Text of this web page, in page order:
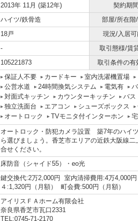
2013年 11月 (築12年)
契約期
ハイツ/鉄骨造
部屋/所在階
18戸
現況/入居
-
取引態様/賃
105221873 取引条件の有
保証人不要 カードキー 室内洗濯機置場
公営水道
24時間換気システム 電気有
対面式キッチン
カウンターキッチン
バス
独立洗面台
エアコン シューズボックス
オートロック
TVモニタ付インターホン
オートロック・防犯カメラ設置 築7年のハイ
ら選びましょう。香芝市エリアの近鉄大阪線
合せください。
床防音（シャイド55）・eo光
鍵交換代:2万2,000円 室内清掃費用:4万4,000
４:1,320円（月額） 町会費:500円（月額）
アイリスＦＡホーム有限会社
奈良県香芝市瓦口2331
TEL:0745-71-2170